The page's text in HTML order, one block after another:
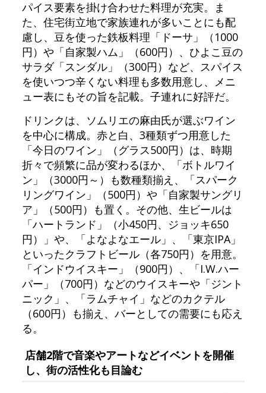
パイス要素を掛け合わせた料理が充実。ま
た、住宅街立地で家族連れが多いことにも配
慮し、豆を使った鉄板料理「ドーサ」（1000
円）や「自家製ハム」（600円）、ひよこ豆の
サラダ「スンダル」（300円）など、スパイス
を使いつつ辛くない料理も多数用意し、メニ
ュー表にもその旨を記載。子連れに好評だ。
ドリンクは、ソムリエの麻由氏が選ぶワイン
を中心に構成。赤と白、3種類ずつ用意した
「今日のワイン」（グラス500円）は、時期
折々で頻繁に品が変わるほか、「ボトルワイ
ン」（3000円～）も数種類揃え、「スパーク
リングワイン」（500円）や「自家製サングリ
ア」（500円）も置く。その他、生ビールは
「ハートランド」（小450円、ジョッキ650
円）」や、「よなよなエール」、「東京IPA」
といったクラフトビール（各750円）を用意。
「インドウイスキー」（900円）、「I.W.ハー
パー」（700円）などのウイスキーや「ジント
ニック」、「ラムチャイ」などのカクテル
（600円）も揃え、バーとしての需要にも応え
る。
店舗2階で音楽やアートなどイベントを開催
し、街の活性化も目論む